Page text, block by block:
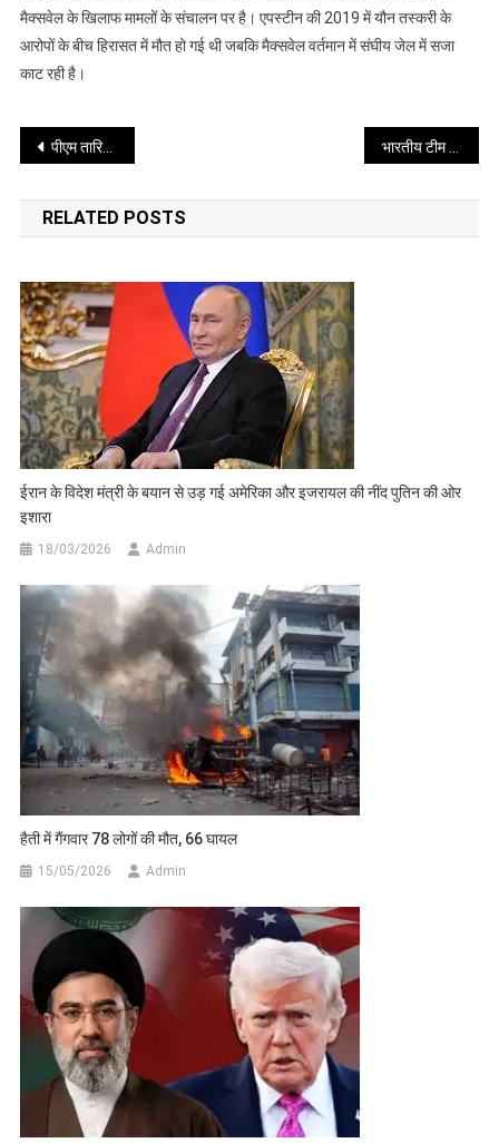
किया
इनकार
मैक्सवेल के खिलाफ मामलों के संचालन पर है। एपस्टीन की 2019 में यौन तस्करी के
आरोपों के बीच हिरासत में मौत हो गई थी जबकि मैक्सवेल वर्तमान में संघीय जेल में सजा
काट रही है।
Post
navigation
पीएम तारिक रहमान ने आर्मी चीफ जनरल वकर-उज-जमां की ‘कमान’ बहाल की
RELATED POSTS
ईरान के विदेश मंत्री के बयान से उड़ गई अमेरिका और इजरायल की नींद पुतिन की ओर
इशारा
18/03/2026 Admin
हैती में गैंगवार 78 लोगों की मौत, 66 घायल
15/05/2026 Admin